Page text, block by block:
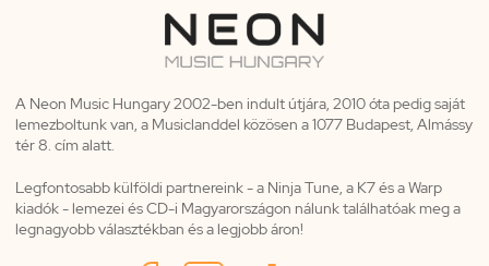
A Neon Music Hungary 2002-ben indult útjára, 2010 óta pedig saját
lemezboltunk van, a Musiclanddel közösen a 1077 Budapest, Almássy
tér 8. cím alatt.
Legfontosabb külföldi partnereink - a Ninja Tune, a K7 és a Warp
kiadók - lemezei és CD-i Magyarországon nálunk találhatóak meg a
legnagyobb választékban és a legjobb áron!